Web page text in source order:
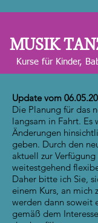
MUSIK
Kurse für Kinder,
Update vom
Die Planung für das
langsam in Fahrt. Es
Änderungen
geben. Durch den
aktuell zur
weitestgehend
Daher bitte ich Sie,
einem Kurs, an mich
werden dann soweit
gemäß dem